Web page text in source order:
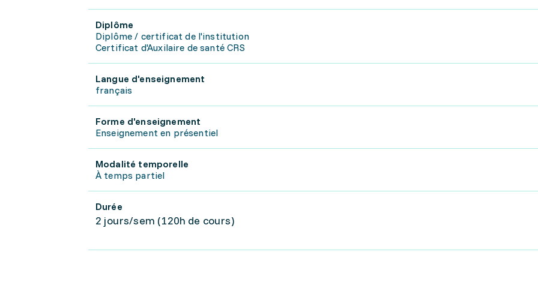
Diplôme
Diplôme / certificat de l'institution
Certificat d'Auxilaire de santé CRS
Langue d'enseignement
français
Forme d'enseignement
Enseignement en présentiel
Modalité temporelle
À temps partiel
Durée
2 jours/sem (120h de cours)